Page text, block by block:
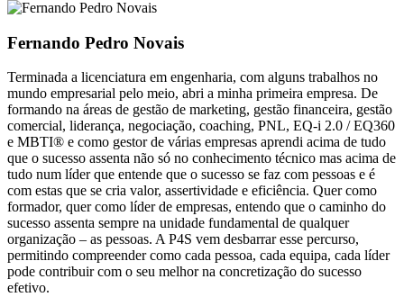
Fernando Pedro Novais
Terminada a licenciatura em engenharia, com alguns trabalhos no
mundo empresarial pelo meio, abri a minha primeira empresa. De
formando na áreas de gestão de marketing, gestão financeira, gestão
comercial, liderança, negociação, coaching, PNL, EQ-i 2.0 / EQ360
e MBTI® e como gestor de várias empresas aprendi acima de tudo
que o sucesso assenta não só no conhecimento técnico mas acima de
tudo num líder que entende que o sucesso se faz com pessoas e é
com estas que se cria valor, assertividade e eficiência. Quer como
formador, quer como líder de empresas, entendo que o caminho do
sucesso assenta sempre na unidade fundamental de qualquer
organização – as pessoas. A P4S vem desbarrar esse percurso,
permitindo compreender como cada pessoa, cada equipa, cada líder
pode contribuir com o seu melhor na concretização do sucesso
efetivo.